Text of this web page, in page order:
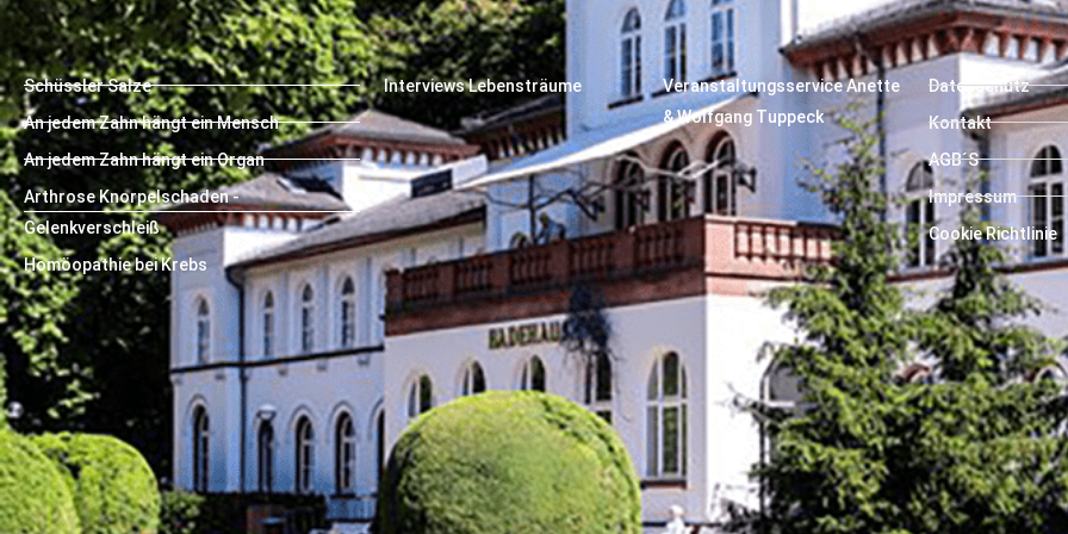
Schüssler Salze
An jedem Zahn hängt ein Mensch
An jedem Zahn hängt ein Organ
Arthrose Knorpelschaden -
Gelenkverschleiß
Homöopathie bei Krebs
Interviews Lebensträume
Veranstaltungsservice Anette
& Wolfgang Tuppeck
Datenschutz
Kontakt
AGB´S
Impressum
Cookie Richtlinie